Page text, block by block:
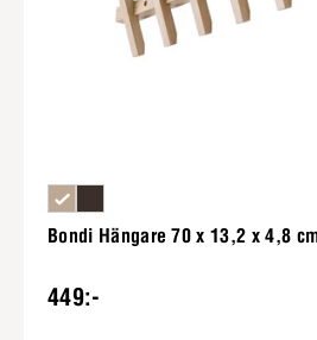
Bondi Hängare 70 x 13,2 x 4,8
449:-